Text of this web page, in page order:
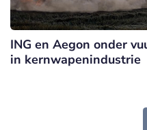
ING en Aegon onder
in kernwapenindustrie